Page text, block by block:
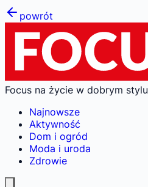
powrót
Focus na życie w dobrym stylu
Najnowsze
Aktywność
Dom i ogród
Moda i uroda
Zdrowie